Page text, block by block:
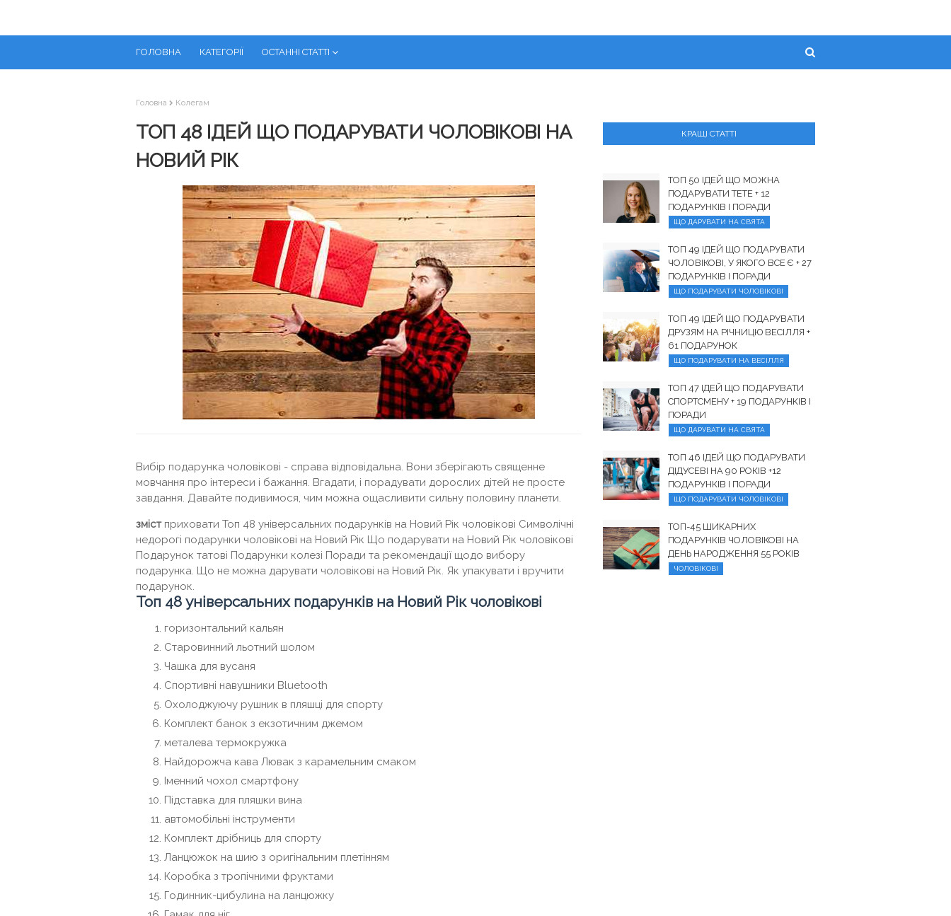
ГОЛОВНА КАТЕГОРІЇ ОСТАННІ СТАТТІ
Головна Колегам
ТОП 48 ІДЕЙ ЩО ПОДАРУВАТИ ЧОЛОВІКОВІ НА
НОВИЙ РІК
Вибір подарунка чоловікові - справа відповідальна. Вони зберігають священне
мовчання про інтереси і бажання. Вгадати, і порадувати дорослих дітей не просте
завдання. Давайте подивимося, чим можна ощасливити сильну половину планети.
змістприховати Топ 48 універсальних подарунків на Новий Рік чоловікові Символічні
недорогі подарунки чоловікові на Новий Рік Що подарувати на Новий Рік чоловікові
Подарунок татові Подарунки колезі Поради та рекомендації щодо вибору
подарунка. Що не можна дарувати чоловікові на Новий Рік. Як упакувати і вручити
подарунок.
Топ 48 універсальних подарунків на Новий Рік чоловікові
горизонтальний кальян
Старовинний льотний шолом
Чашка для вусаня
Спортивні навушники Bluetooth
Охолоджуючу рушник в пляшці для спорту
Комплект банок з екзотичним джемом
металева термокружка
Найдорожча кава Лювак з карамельним смаком
Іменний чохол смартфону
Підставка для пляшки вина
автомобільні інструменти
Комплект дрібниць для спорту
Ланцюжок на шию з оригінальним плетінням
Коробка з тропічними фруктами
Годинник-цибулина на ланцюжку
КРАЩІ СТАТТІ
ТОП 50 ІДЕЙ ЩО МОЖНА
ПОДАРУВАТИ ТЕТЕ + 12
ПОДАРУНКІВ І ПОРАДИ
ЩО ДАРУВАТИ НА СВЯТА
ТОП 49 ІДЕЙ ЩО ПОДАРУВАТИ
ЧОЛОВІКОВІ, У ЯКОГО ВСЕ Є + 27
ПОДАРУНКІВ І ПОРАДИ
ЩО ПОДАРУВАТИ ЧОЛОВІКОВІ
ТОП 49 ІДЕЙ ЩО ПОДАРУВАТИ
ДРУЗЯМ НА РІЧНИЦЮ ВЕСІЛЛЯ +
61 ПОДАРУНОК
ЩО ПОДАРУВАТИ НА ВЕСІЛЛЯ
ТОП 47 ІДЕЙ ЩО ПОДАРУВАТИ
СПОРТСМЕНУ + 19 ПОДАРУНКІВ І
ПОРАДИ
ЩО ДАРУВАТИ НА СВЯТА
ТОП 46 ІДЕЙ ЩО ПОДАРУВАТИ
ДІДУСЕВІ НА 90 РОКІВ +12
ПОДАРУНКІВ І ПОРАДИ
ЩО ПОДАРУВАТИ ЧОЛОВІКОВІ
ТОП-45 ШИКАРНИХ
ПОДАРУНКІВ ЧОЛОВІКОВІ НА
ДЕНЬ НАРОДЖЕННЯ 55 РОКІВ
ЧОЛОВІКОВІ